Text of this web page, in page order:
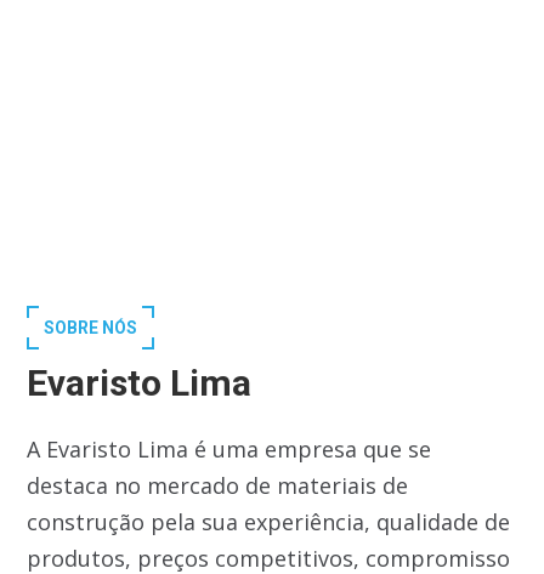
SOBRE NÓS
Evaristo Lima
A Evaristo Lima é uma empresa que se
destaca no mercado de materiais de
construção pela sua experiência, qualidade de
produtos, preços competitivos, compromisso